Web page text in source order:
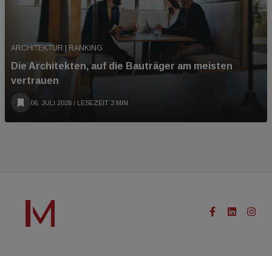
ARCHITEKTUR | RANKING
Die Architekten, auf die Bauträger am meisten
vertrauen
06. JULI 2026 / LESEZEIT 3 MIN